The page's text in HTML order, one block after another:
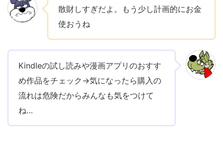
散財しすぎだよ。もう少し計画的にお金
使おうね
Kindleの試し読みや漫画アプリのおすす
め作品をチェック→気になったら購入の
流れは危険だからみんなも気をつけて
ね…